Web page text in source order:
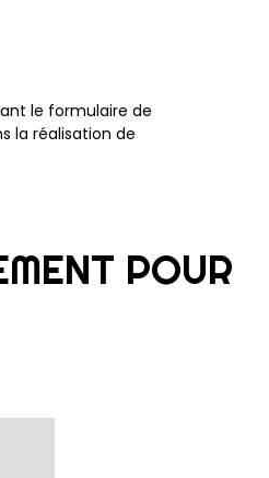
le formulaire de
la réalisation de
POUR